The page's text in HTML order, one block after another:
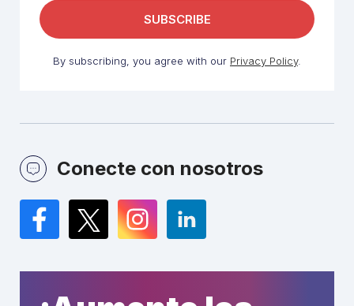
By subscribing, you agree with our Privacy Policy.
Conecte con nosotros
Facebook
TwitterInstagramLinkedIn